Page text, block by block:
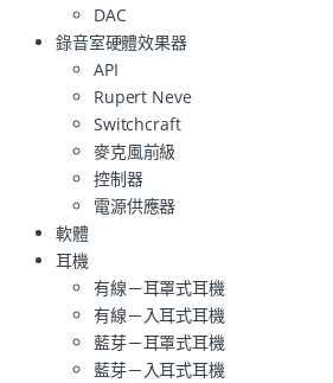
DAC
錄音室硬體效果器
API
Rupert Neve
Switchcraft
麥克風前級
控制器
電源供應器
軟體
耳機
有線－耳罩式耳機
有線－入耳式耳機
藍芽－耳罩式耳機
藍芽－入耳式耳機